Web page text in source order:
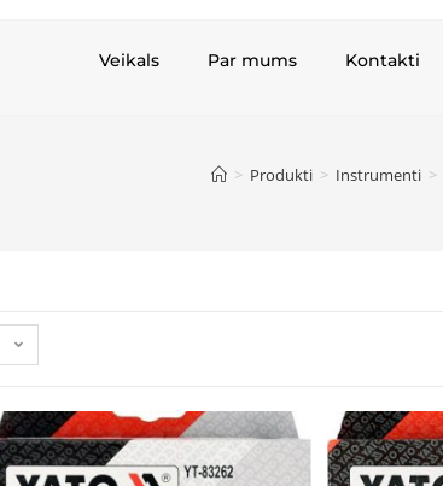
Veikals Par mums Kontakti
> Produkti > Instrumenti >